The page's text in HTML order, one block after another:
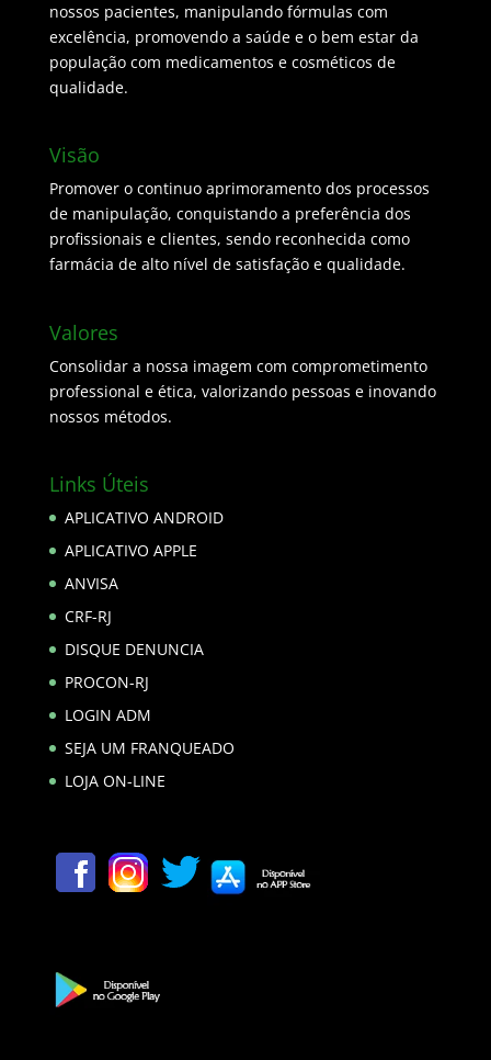
nossos pacientes, manipulando fórmulas com
excelência, promovendo a saúde e o bem estar da
população com medicamentos e cosméticos de
qualidade.
Visão
Promover o continuo aprimoramento dos processos
de manipulação, conquistando a preferência dos
profissionais e clientes, sendo reconhecida como
farmácia de alto nível de satisfação e qualidade.
Valores
Consolidar a nossa imagem com comprometimento
professional e ética, valorizando pessoas e inovando
nossos métodos.
Links Úteis
APLICATIVO ANDROID
APLICATIVO APPLE
ANVISA
CRF-RJ
DISQUE DENUNCIA
PROCON-RJ
LOGIN ADM
SEJA UM FRANQUEADO
LOJA ON-LINE